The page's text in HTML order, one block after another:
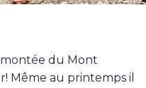
du Mont
Même au printemps il